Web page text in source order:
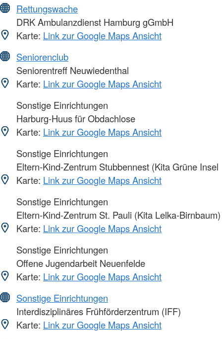
Rettungswache
DRK Ambulanzdienst Hamburg gGmbH
Karte: Link zur Google Maps Ansicht
Seniorenclub
Seniorentreff Neuwiedenthal
Karte: Link zur Google Maps Ansicht
Sonstige Einrichtungen
Harburg-Huus für Obdachlose
Karte: Link zur Google Maps Ansicht
Sonstige Einrichtungen
Eltern-Kind-Zentrum Stubbennest (Kita Grüne Insel
Karte: Link zur Google Maps Ansicht
Sonstige Einrichtungen
Eltern-Kind-Zentrum St. Pauli (Kita Lelka-Birnbaum)
Karte: Link zur Google Maps Ansicht
Sonstige Einrichtungen
Offene Jugendarbeit Neuenfelde
Karte: Link zur Google Maps Ansicht
Sonstige Einrichtungen
Interdisziplinäres Frühförderzentrum (IFF)
Karte: Link zur Google Maps Ansicht